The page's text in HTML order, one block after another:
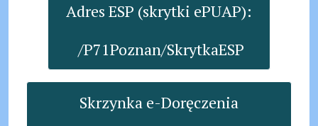
Adres ESP (skrytki ePUAP):
/P71Poznan/SkrytkaESP
Skrzynka e-Doręczenia